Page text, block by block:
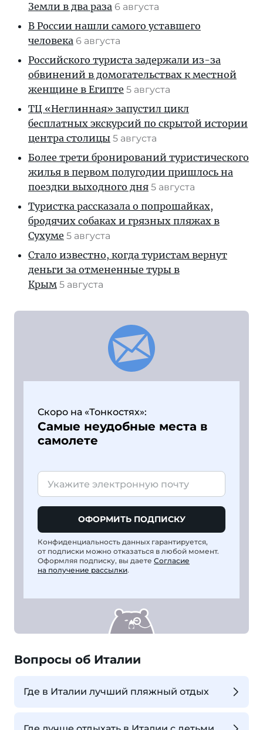
Земли в два раза 6 августа
В России нашли самого уставшего
человека 6 августа
Российского туриста задержали из-за
обвинений в домогательствах к местной
женщине в Египте 5 августа
ТЦ «Неглинная» запустил цикл
бесплатных экскурсий по скрытой истории
центра столицы 5 августа
Более трети бронирований туристического
жилья в первом полугодии пришлось на
поездки выходного дня 5 августа
Туристка рассказала о попрошайках,
бродячих собаках и грязных пляжах в
Сухуме 5 августа
Стало известно, когда туристам вернут
деньги за отмененные туры в
Крым 5 августа
Скоро на «Тонкостях»:
Самые неудобные места в
самолете
ОФОРМИТЬ ПОДПИСКУ
Конфиденциальность данных гарантируется,
от подписки можно отказаться в любой момент.
Оформляя подписку, вы даете Согласие
на получение рассылки.
Вопросы об Италии
Где в Италии лучший пляжный отдых